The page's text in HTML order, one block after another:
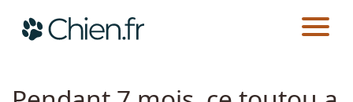
CHIEN.FR ACTUALITÉS